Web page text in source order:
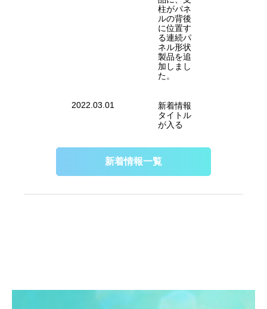
柱がパネ
ルの背後
に位置す
る連続パ
ネル形状
製品を追
加しまし
た。
2022.03.01
新着情報
タイトル
が入る
新着情報一覧